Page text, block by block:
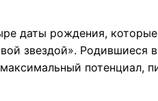
даты рождения, которые
звездой». Родившиеся
потенциал,